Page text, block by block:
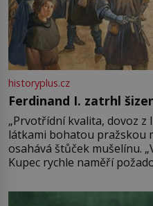
historyplus.cz
Ferdinand I. zatrhl
„Prvotřídní kvalita, dovoz z
látkami bohatou pražskou
osahává štůček mušelínu.
Kupec rychle naměří
milostpaní. Stačí jenom na